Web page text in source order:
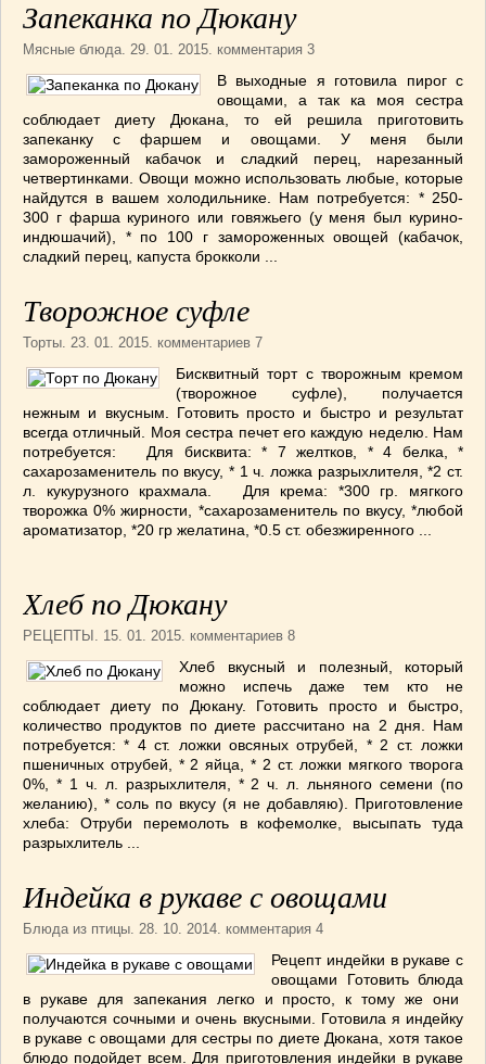
Запеканка по Дюкану
Мясные блюда. 29. 01. 2015. комментария 3
В выходные я готовила пирог с
овощами, а так ка моя сестра
соблюдает диету Дюкана, то ей решила приготовить
запеканку с фаршем и овощами. У меня были
замороженный кабачок и сладкий перец, нарезанный
четвертинками. Овощи можно использовать любые, которые
найдутся в вашем холодильнике. Нам потребуется: * 250-
300 г фарша куриного или говяжьего (у меня был курино-
индюшачий), * по 100 г замороженных овощей (кабачок,
сладкий перец, капуста брокколи ...
Творожное суфле
Торты. 23. 01. 2015. комментариев 7
Бисквитный торт с творожным кремом
(творожное суфле), получается
нежным и вкусным. Готовить просто и быстро и результат
всегда отличный. Моя сестра печет его каждую неделю. Нам
потребуется: Для бисквита: * 7 желтков, * 4 белка, *
сахарозаменитель по вкусу, * 1 ч. ложка разрыхлителя, *2 ст.
л. кукурузного крахмала. Для крема: *300 гр. мягкого
творожка 0% жирности, *сахарозаменитель по вкусу, *любой
ароматизатор, *20 гр желатина, *0.5 ст. обезжиренного ...
Хлеб по Дюкану
РЕЦЕПТЫ . 15. 01. 2015. комментариев 8
Хлеб вкусный и полезный, который
можно испечь даже тем кто не
соблюдает диету по Дюкану. Готовить просто и быстро,
количество продуктов по диете рассчитано на 2 дня. Нам
потребуется: * 4 ст. ложки овсяных отрубей, * 2 ст. ложки
пшеничных отрубей, * 2 яйца, * 2 ст. ложки мягкого творога
0%, * 1 ч. л. разрыхлителя, * 2 ч. л. льняного семени (по
желанию), * соль по вкусу (я не добавляю). Приготовление
хлеба: Отруби перемолоть в кофемолке, высыпать туда
разрыхлитель ...
Индейка в рукаве с овощами
Блюда из птицы. 28. 10. 2014. комментария 4
Рецепт индейки в рукаве с
овощами Готовить блюда
в рукаве для запекания легко и просто, к тому же они
получаются сочными и очень вкусными. Готовила я индейку
в рукаве с овощами для сестры по диете Дюкана, хотя такое
блюдо подойдет всем. Для приготовления индейки в рукаве